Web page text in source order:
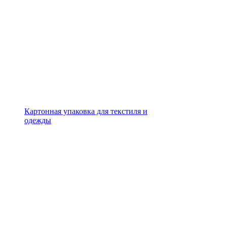
Картонная упаковка для текстиля и
одежды